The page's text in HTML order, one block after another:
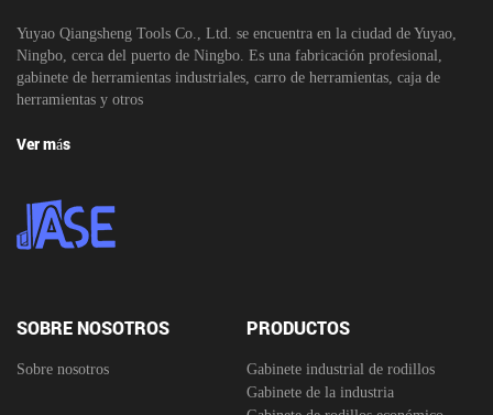
Yuyao Qiangsheng Tools Co., Ltd. se encuentra en la ciudad de Yuyao,
Ningbo, cerca del puerto de Ningbo. Es una fabricación profesional,
gabinete de herramientas industriales, carro de herramientas, caja de
herramientas y otros
Ver más
SOBRE NOSOTROS
Sobre nosotros
PRODUCTOS
Gabinete industrial de rodillos
Gabinete de la industria